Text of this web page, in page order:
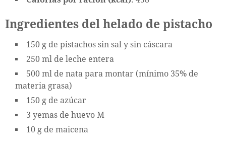
Ingredientes del helado de pistacho
150 g de pistachos sin sal y sin cáscara
250 ml de leche entera
500 ml de nata para montar (mínimo 35% de
materia grasa)
150 g de azúcar
3 yemas de huevo M
10 g de maicena